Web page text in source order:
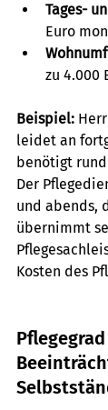
Tages-
Euro
zu 4.000
Beispiel:
leidet an
benötigt
Der
und abends,
übernimmt
Kosten des